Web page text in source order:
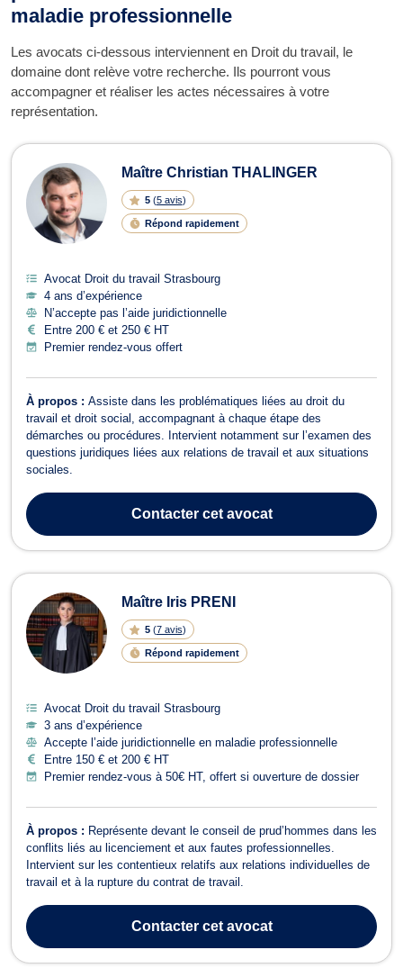
maladie professionnelle
Les avocats ci-dessous interviennent en Droit du travail, le
domaine dont relève votre recherche. Ils pourront vous
accompagner et réaliser les actes nécessaires à votre
représentation.
Maître Christian THALINGER
5 (5 avis)
Répond rapidement
Avocat Droit du travail Strasbourg
4 ans d’expérience
N’accepte pas l’aide juridictionnelle
Entre 200 € et 250 € HT
Premier rendez-vous offert
À propos : Assiste dans les problématiques liées au droit du
travail et droit social, accompagnant à chaque étape des
démarches ou procédures. Intervient notamment sur l’examen des
questions juridiques liées aux relations de travail et aux situations
sociales.
Contactercet avocat
Maître Iris PRENI
5 (7 avis)
Répond rapidement
Avocat Droit du travail Strasbourg
3 ans d’expérience
Accepte l’aide juridictionnelle en maladie professionnelle
Entre 150 € et 200 € HT
Premier rendez-vous à 50€ HT, offert si ouverture de dossier
À propos : Représente devant le conseil de prud’hommes dans les
conflits liés au licenciement et aux fautes professionnelles.
Intervient sur les contentieux relatifs aux relations individuelles de
travail et à la rupture du contrat de travail.
Contactercet avocat